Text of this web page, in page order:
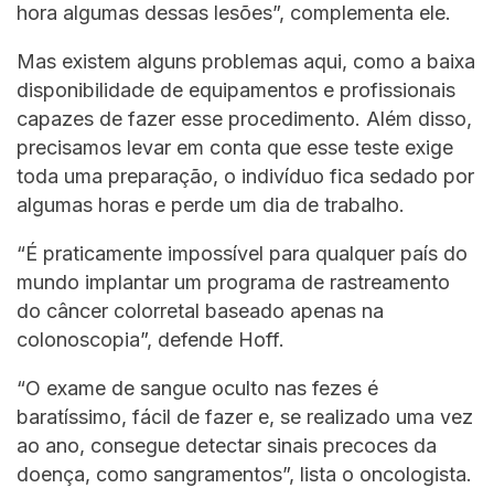
hora algumas dessas lesões”, complementa ele.
Mas existem alguns problemas aqui, como a baixa
disponibilidade de equipamentos e profissionais
capazes de fazer esse procedimento. Além disso,
precisamos levar em conta que esse teste exige
toda uma preparação, o indivíduo fica sedado por
algumas horas e perde um dia de trabalho.
“É praticamente impossível para qualquer país do
mundo implantar um programa de rastreamento
do câncer colorretal baseado apenas na
colonoscopia”, defende Hoff.
“O exame de sangue oculto nas fezes é
baratíssimo, fácil de fazer e, se realizado uma vez
ao ano, consegue detectar sinais precoces da
doença, como sangramentos”, lista o oncologista.